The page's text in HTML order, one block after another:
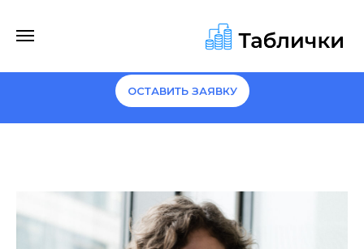
Сравним прибыль по FBO и FBS на ваших
данных и покажем, какие SKU стоит
ОСТАВИТЬ ЗАЯВКУ